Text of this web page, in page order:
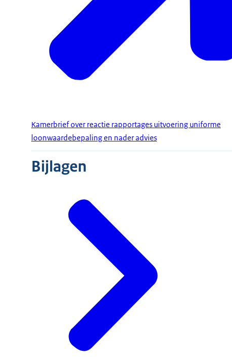
Kamerbrief over reactie rapportages uitvoering uniforme
loonwaardebepaling en nader advies
Bijlagen